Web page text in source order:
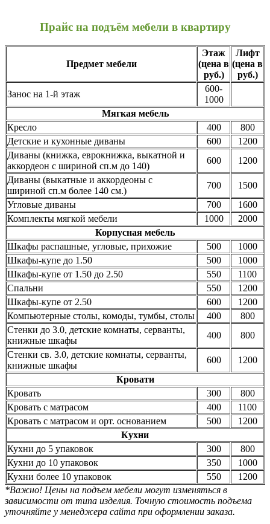
Прайс на подъём мебели в квартиру
Предмет мебели
Этаж
(цена в
руб.)
Лифт
(цена в
руб.)
Занос на 1-й этаж
600-
1000
Мягкая мебель
Кресло
400
800
Детские и кухонные диваны
600
1200
Диваны (книжка, еврокнижка, выкатной и
аккордеон с шириной сп.м до 140)
600
1200
Диваны (выкатные и аккордеоны с
шириной сп.м более 140 см.)
700
1500
Угловые диваны
700
1600
Комплекты мягкой мебели
1000
2000
Корпусная мебель
Шкафы распашные, угловые, прихожие
500
1000
Шкафы-купе до 1.50
500
1000
Шкафы-купе от 1.50 до 2.50
550
1100
Спальни
550
1200
Шкафы-купе от 2.50
600
1200
Компьютерные столы, комоды, тумбы, столы
400
800
Стенки до 3.0, детские комнаты, серванты,
книжные шкафы
400
800
Стенки св. 3.0, детские комнаты, серванты,
книжные шкафы
600
1200
Кровати
Кровать
300
800
Кровать с матрасом
400
1100
Кровать с матрасом и орт. основанием
500
1200
Кухни
Кухни до 5 упаковок
300
800
Кухни до 10 упаковок
350
1000
Кухни более 10 упаковок
550
1200
*Важно! Цены на подъем мебели могут изменяться в
зависимости от типа изделия. Точную стоимость подъема
уточняйте у менеджера сайта при оформлении заказа.